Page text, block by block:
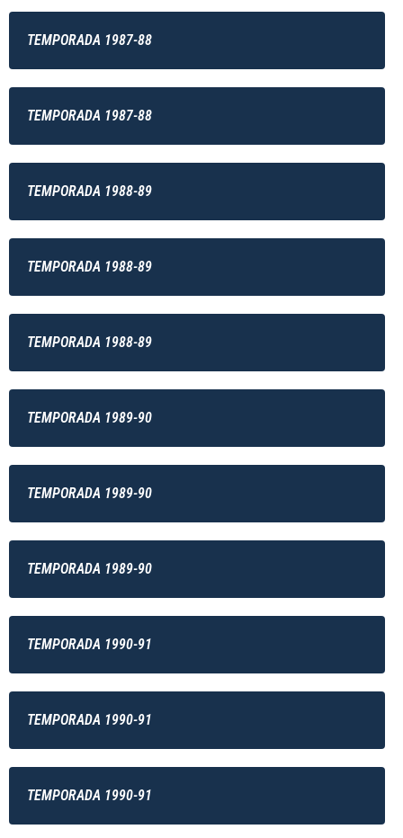
TEMPORADA 1987-88
TEMPORADA 1987-88
TEMPORADA 1988-89
TEMPORADA 1988-89
TEMPORADA 1988-89
TEMPORADA 1989-90
TEMPORADA 1989-90
TEMPORADA 1989-90
TEMPORADA 1990-91
TEMPORADA 1990-91
TEMPORADA 1990-91